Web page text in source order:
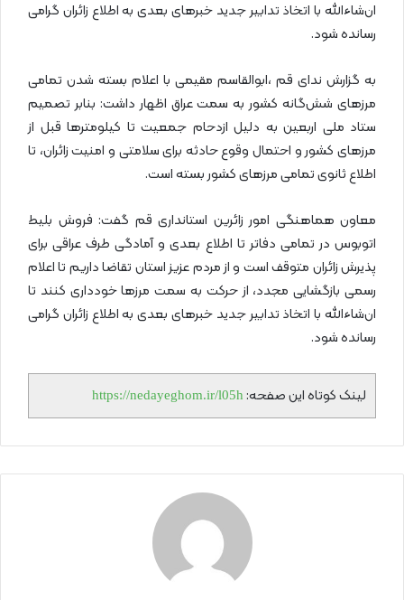
ان‌شاءالله با اتخاذ تدابیر جدید خبرهای بعدی به اطلاع زائران گرامی
رسانده شود.
به گزارش ندای قم ،ابوالقاسم مقیمی با اعلام بسته شدن تمامی
مرزهای شش‌گانه کشور به سمت عراق اظهار داشت: بنابر تصمیم
ستاد ملی اربعین به دلیل ازدحام جمعیت تا کیلومترها قبل از
مرزهای کشور و احتمال وقوع حادثه برای سلامتی و امنیت زائران، تا
اطلاع ثانوی تمامی مرزهای کشور بسته است.
معاون هماهنگی امور زائرین استانداری قم گفت: فروش بلیط
اتوبوس در تمامی دفاتر تا اطلاع بعدی و آمادگی طرف عراقی برای
پذیرش زائران متوقف است و از مردم عزیز استان تقاضا داریم تا اعلام
رسمی بازگشایی‌ مجدد، از حرکت به سمت مرزها خودداری کنند تا
ان‌شاءالله با اتخاذ تدابیر جدید خبرهای بعدی به اطلاع زائران گرامی
رسانده شود.
لینک کوتاه این صفحه: https://nedayeghom.ir/l05h